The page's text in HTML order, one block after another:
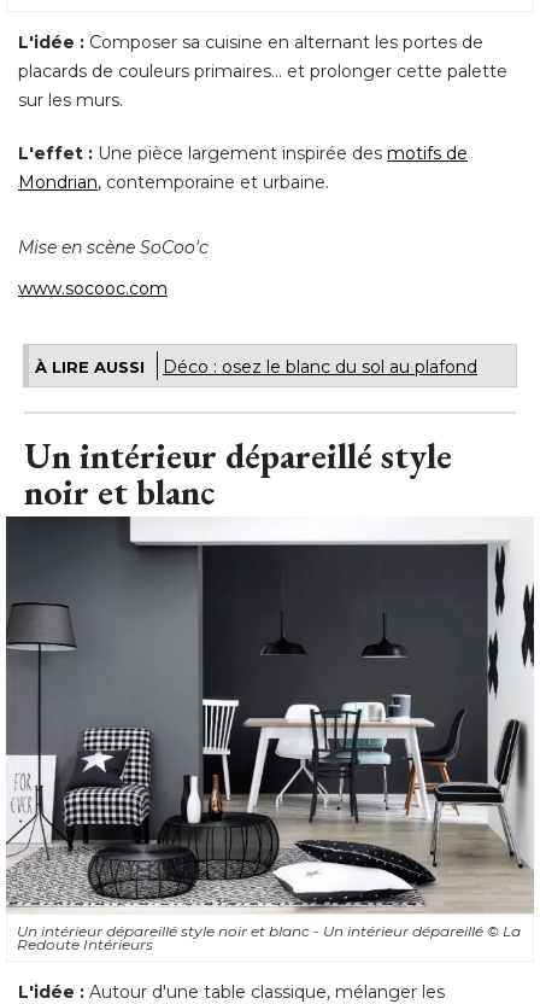
L'idée : Composer sa cuisine en alternant les portes de
placards de couleurs primaires... et prolonger cette palette
sur les murs.
L'effet : Une pièce largement inspirée des motifs de
Mondrian, contemporaine et urbaine.
Mise en scène SoCoo'c
www.socooc.com
À LIRE AUSSI Déco : osez le blanc du sol au plafond
Un intérieur dépareillé style
noir et blanc
Un intérieur dépareillé style noir et blanc - Un intérieur dépareillé © La
Redoute Intérieurs
L'idée : Autour d'une table classique, mélanger les